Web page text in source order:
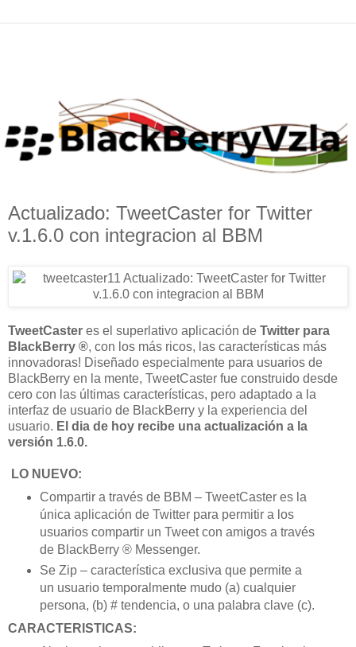
Actualizado: TweetCaster for Twitter
v.1.6.0 con integracion al BBM
TweetCaster es el superlativo aplicación de Twitter para
BlackBerry ®, con los más ricos, las características más
innovadoras! Diseñado especialmente para usuarios de
BlackBerry en la mente, TweetCaster fue construido desde
cero con las últimas características, pero adaptado a la
interfaz de usuario de BlackBerry y la experiencia del
usuario. El dia de hoy recibe una actualización a la
versión 1.6.0.
LO NUEVO:
Compartir a través de BBM – TweetCaster es la
única aplicación de Twitter para permitir a los
usuarioscompartir un Tweet con amigos a través
de BlackBerry® Messenger.
Se Zip – característica exclusiva que permite a
un usuariotemporalmente mudo (a) cualquier
persona, (b) # tendencia, o una palabra clave (c).
CARACTERISTICAS: